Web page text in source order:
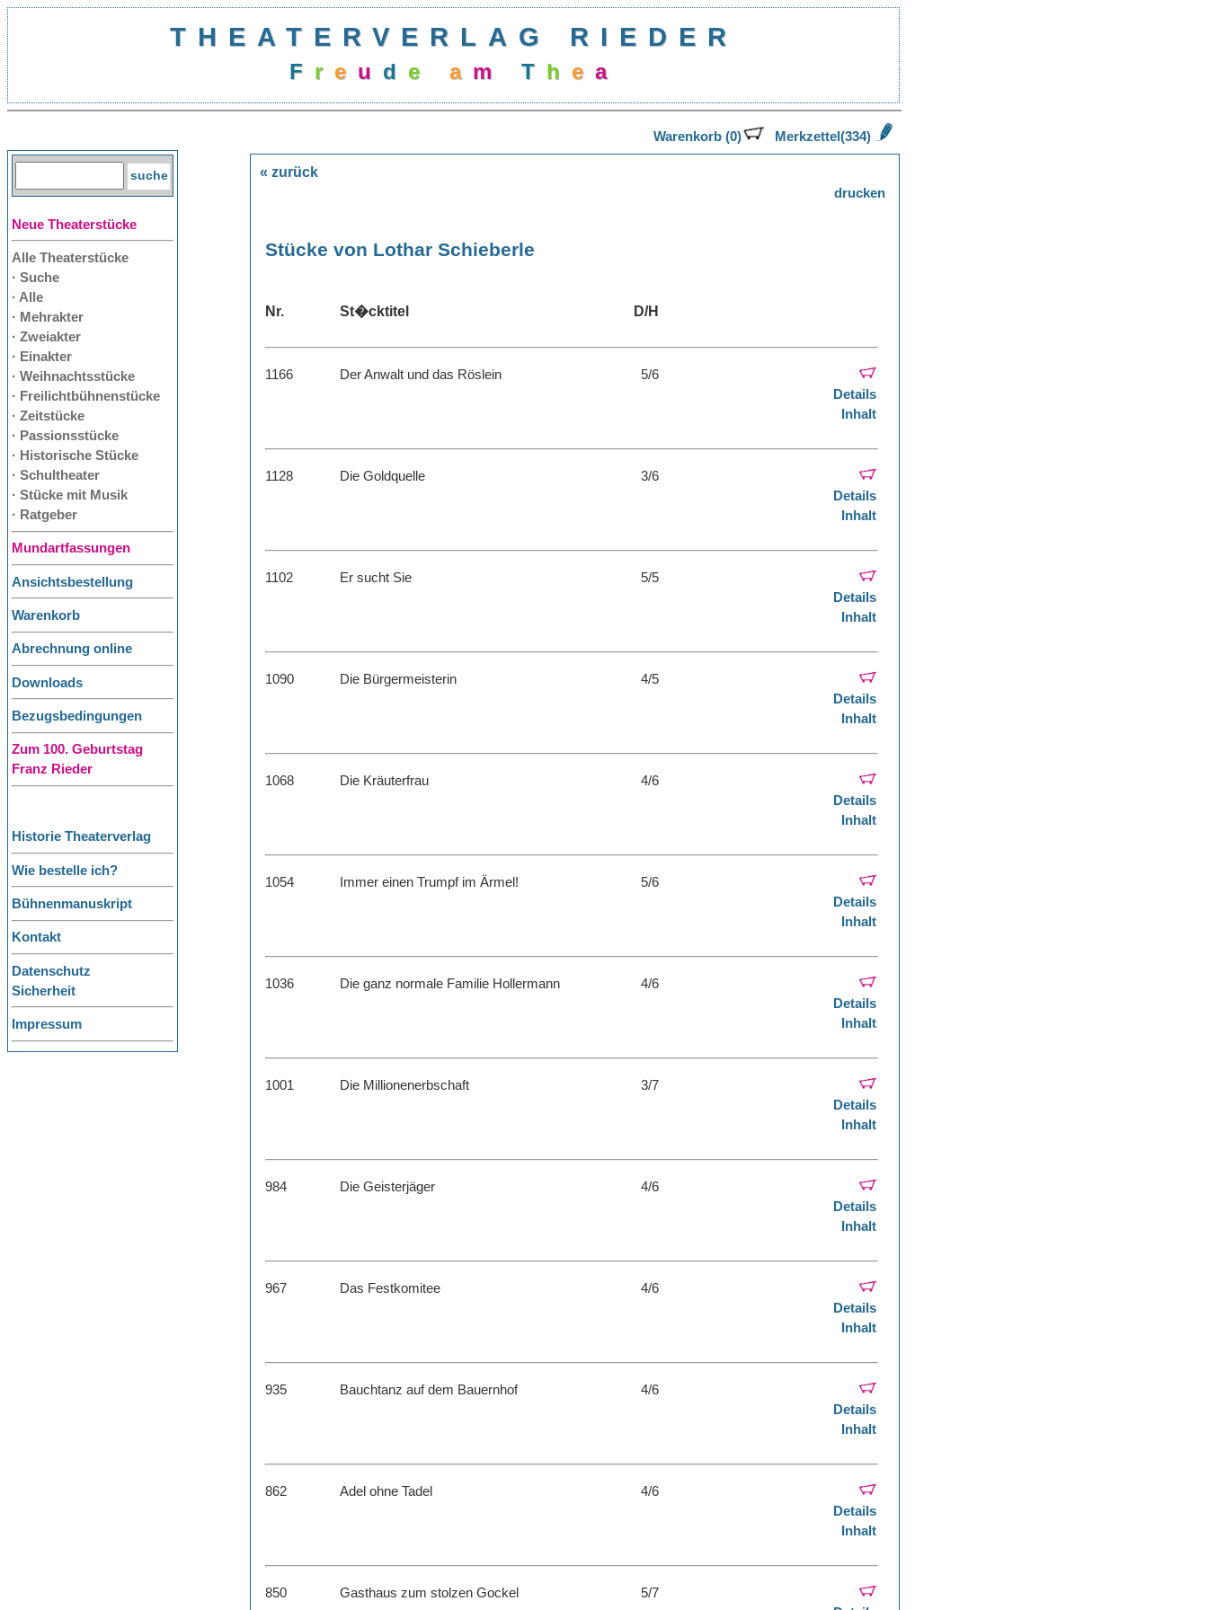
THEATERVERLAG RIEDER
Fr eude am Theat
Neue Theaterstücke
Alle Theaterstücke
· Suche
· Alle
· Mehrakter
· Zweiakter
· Einakter
· Weihnachtsstücke
· Freilichtbühnenstücke
· Zeitstücke
· Passionsstücke
· Historische Stücke
· Schultheater
· Stücke mit Musik
· Ratgeber
Mundartfassungen
Ansichtsbestellung
Warenkorb
Abrechnung online
Downloads
Bezugsbedingungen
Zum 100. Geburtstag
Franz Rieder
Historie Theaterverlag
Wie bestelle ich?
Bühnenmanuskript
Kontakt
Datenschutz
Sicherheit
Impressum
Warenkorb (0) Merkzettel(334)
« zurück
drucken
Stücke von Lothar Schieberle
Nr. St�cktitel D/H
1166 Der Anwalt und das Röslein
5/6
Details
Inhalt
1128 Die Goldquelle
3/6
Details
Inhalt
1102 Er sucht Sie
5/5
Details
Inhalt
1090 Die Bürgermeisterin
4/5
Details
Inhalt
1068 Die Kräuterfrau
4/6
Details
Inhalt
1054 Immer einen Trumpf im Ärmel!
5/6
Details
Inhalt
1036 Die ganz normale Familie Hollermann
4/6
Details
Inhalt
1001 Die Millionenerbschaft
3/7
Details
Inhalt
984 Die Geisterjäger
4/6
Details
Inhalt
967 Das Festkomitee
4/6
Details
Inhalt
935 Bauchtanz auf dem Bauernhof
4/6
Details
Inhalt
862 Adel ohne Tadel
4/6
Details
Inhalt
850 Gasthaus zum stolzen Gockel
5/7